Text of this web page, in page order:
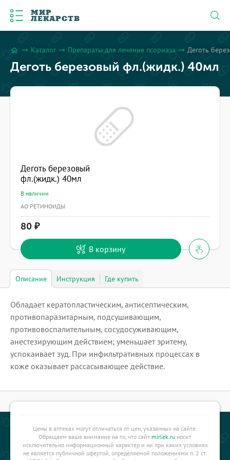
МИР
ЛЕКАРСТВ
home arrow_right_alt Каталог arrow_right_alt Препараты для лечения псориаза arrow_right_alt Деготь
Деготь березовый фл.(жидк.) 40мл
Деготь березовый
фл.(жидк.) 40мл
В наличии
АО РЕТИНОИДЫ
80
В корзину
Описание Инструкция Где купить
Обладает кератопластическим, антисептическим,
противопаразитарным, подсушивающим,
противовоспалительным, сосудосуживающим,
анестезирующим действием; уменьшает эритему,
успокаивает зуд. При инфильтративных процессах в
коже оказывает рассасывающее действие.
Цены в аптеках могут отличаться от цен, указанных на сайте.
Обращаем ваше внимание на то, что сайт mirlek.ru носит
исключительно информационный характер и ни при каких условиях
не является публичной офертой, определяемой положениями п. 2 ст.